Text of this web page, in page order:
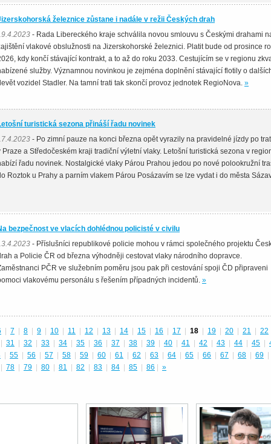
železnice zůstane i nadále v režii Českých drah
- Rada Libereckého kraje schválila novou smlouvu s Českými drahami
vlakové obslužnosti na Jizerskohorské železnici. Platit bude od prosince
kdy končí stávající kontrakt, a to až do roku 2033. Cestujícím se v regionu
služby. Významnou novinkou je zejména doplnění stávající flotily o
vozidel Stadler. Na tamní trati tak skončí provoz jednotek RegioNova. »
turistická sezona přináší řadu novinek
- Po zimní pauze na konci března opět vyrazily na pravidelné jízdy po
Praze a Středočeském kraji tradiční výletní vlaky. Letošní turistická sezona v
řadu novinek. Nostalgické vlaky Párou Prahou jedou po nové polookružní
Roztok u Prahy a parním vlakem Párou Posázavím se lze vydat i do města
bezpečnost ve vlacích dohlédnou policisté v civilu
- Příslušníci republikové policie mohou v rámci společného projektu
a Policie ČR od března výhodněji cestovat vlaky národního dopravce.
PČR ve služebním poměru jsou pak při cestování spoji ČD připraveni
vlakovému personálu s řešením případných incidentů. »
7 8 9 10 11 12 13 14 15 16 17 18 19 20 21 22
31 32 33 34 35 36 37 38 39 40 41 42 43 44 45
55 56 57 58 59 60 61 62 63 64 65 66 67 68 69
78 79 80 81 82 83 84 85 86 »